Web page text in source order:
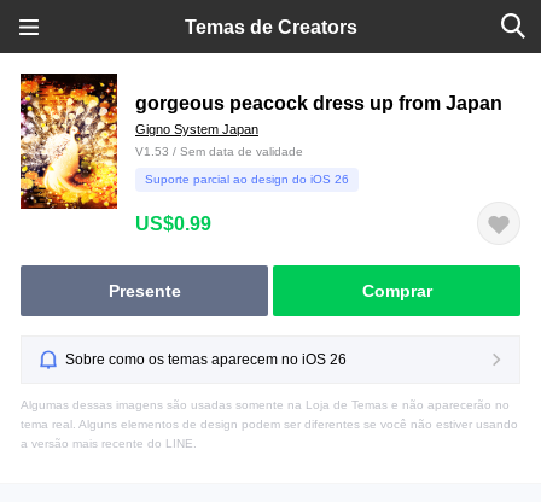
Temas de Creators
gorgeous peacock dress up from Japan
Gigno System Japan
V1.53 / Sem data de validade
Suporte parcial ao design do iOS 26
US$0.99
Presente Comprar
Sobre como os temas aparecem no iOS 26
Algumas dessas imagens são usadas somente na Loja de Temas e não aparecerão no
tema real. Alguns elementos de design podem ser diferentes se você não estiver usando
a versão mais recente do LINE.